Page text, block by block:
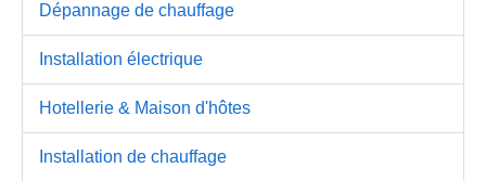
Dépannage de chauffage
Installation électrique
Hotellerie & Maison d'hôtes
Installation de chauffage